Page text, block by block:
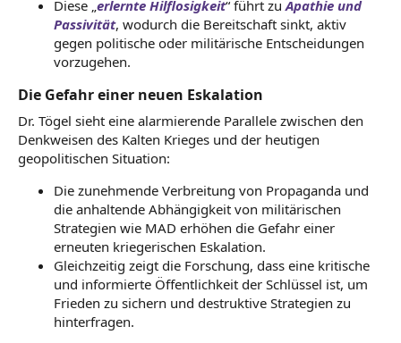
Diese „ erlernte Hilflosigkeit“ führt zu Apathie und
Passivität, wodurch die Bereitschaft sinkt, aktiv
gegen politische oder militärische Entscheidungen
vorzugehen.
Die Gefahr einer neuen Eskalation
Dr. Tögel sieht eine alarmierende Parallele zwischen den
Denkweisen des Kalten Krieges und der heutigen
geopolitischen Situation:
Die zunehmende Verbreitung von Propaganda und
die anhaltende Abhängigkeit von militärischen
Strategien wie MAD erhöhen die Gefahr einer
erneuten kriegerischen Eskalation.
Gleichzeitig zeigt die Forschung, dass eine kritische
und informierte Öffentlichkeit der Schlüssel ist, um
Frieden zu sichern und destruktive Strategien zu
hinterfragen.